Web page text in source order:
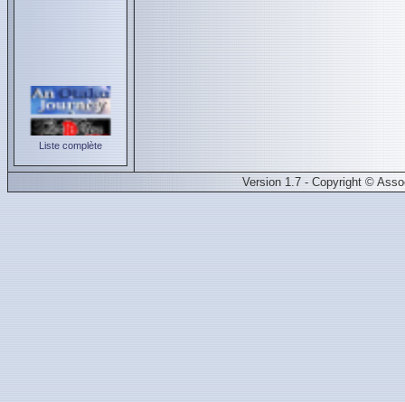
Liste complète
Version 1.7 - Copyright ©